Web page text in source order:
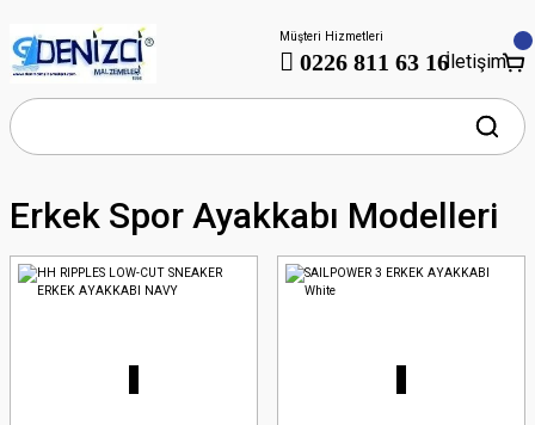
Müşteri Hizmetleri
0226 811 63 16İletişim
Erkek Spor Ayakkabı Modelleri